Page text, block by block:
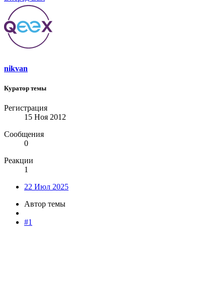
nikvan
Куратор темы
Регистрация
15 Ноя 2012
Сообщения
0
Реакции
1
22 Июл 2025
Автор темы
#1